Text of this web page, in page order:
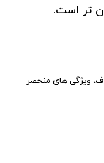
تر است.
ویژگی های منحصر